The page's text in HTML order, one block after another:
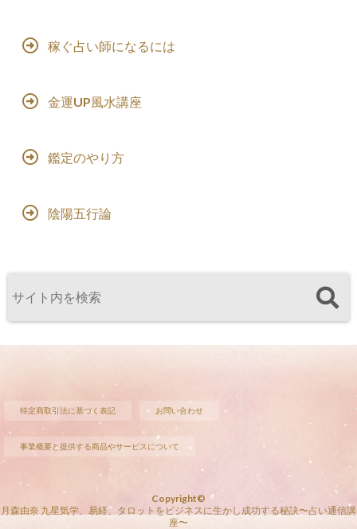
稼ぐ占い師になるには
金運UP風水講座
鑑定のやり方
陰陽五行論
特定商取引法に基づく表記 お問い合わせ
事業概要と提供する商品やサービスについて
Copyright©
月森由奈 九星気学、易経、タロットをビジネスに生かし成功する秘訣〜占い通信講
座〜